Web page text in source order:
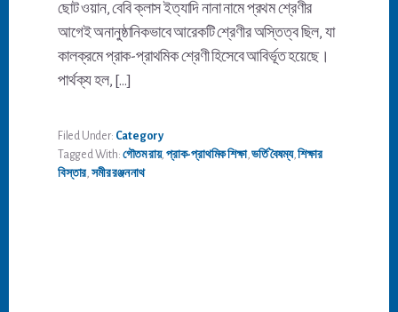
ছোট ওয়ান, বেবি ক্লাস ইত্যাদি নানা নামে প্রথম শ্রেণীর
আগেই অনানুষ্ঠানিকভাবে আরেকটি শ্রেণীর অস্তিত্ব ছিল, যা
কালক্রমে প্রাক-প্রাথমিক শ্রেণী হিসেবে আবির্ভূত হয়েছে।
পার্থক্য হল, […]
Filed Under: Category
Tagged With: গৌতম রায়, প্রাক-প্রাথমিক শিক্ষা,ভর্তি বৈষম্য,শিক্ষার
বিস্তার, সমীর রঞ্জন নাথ